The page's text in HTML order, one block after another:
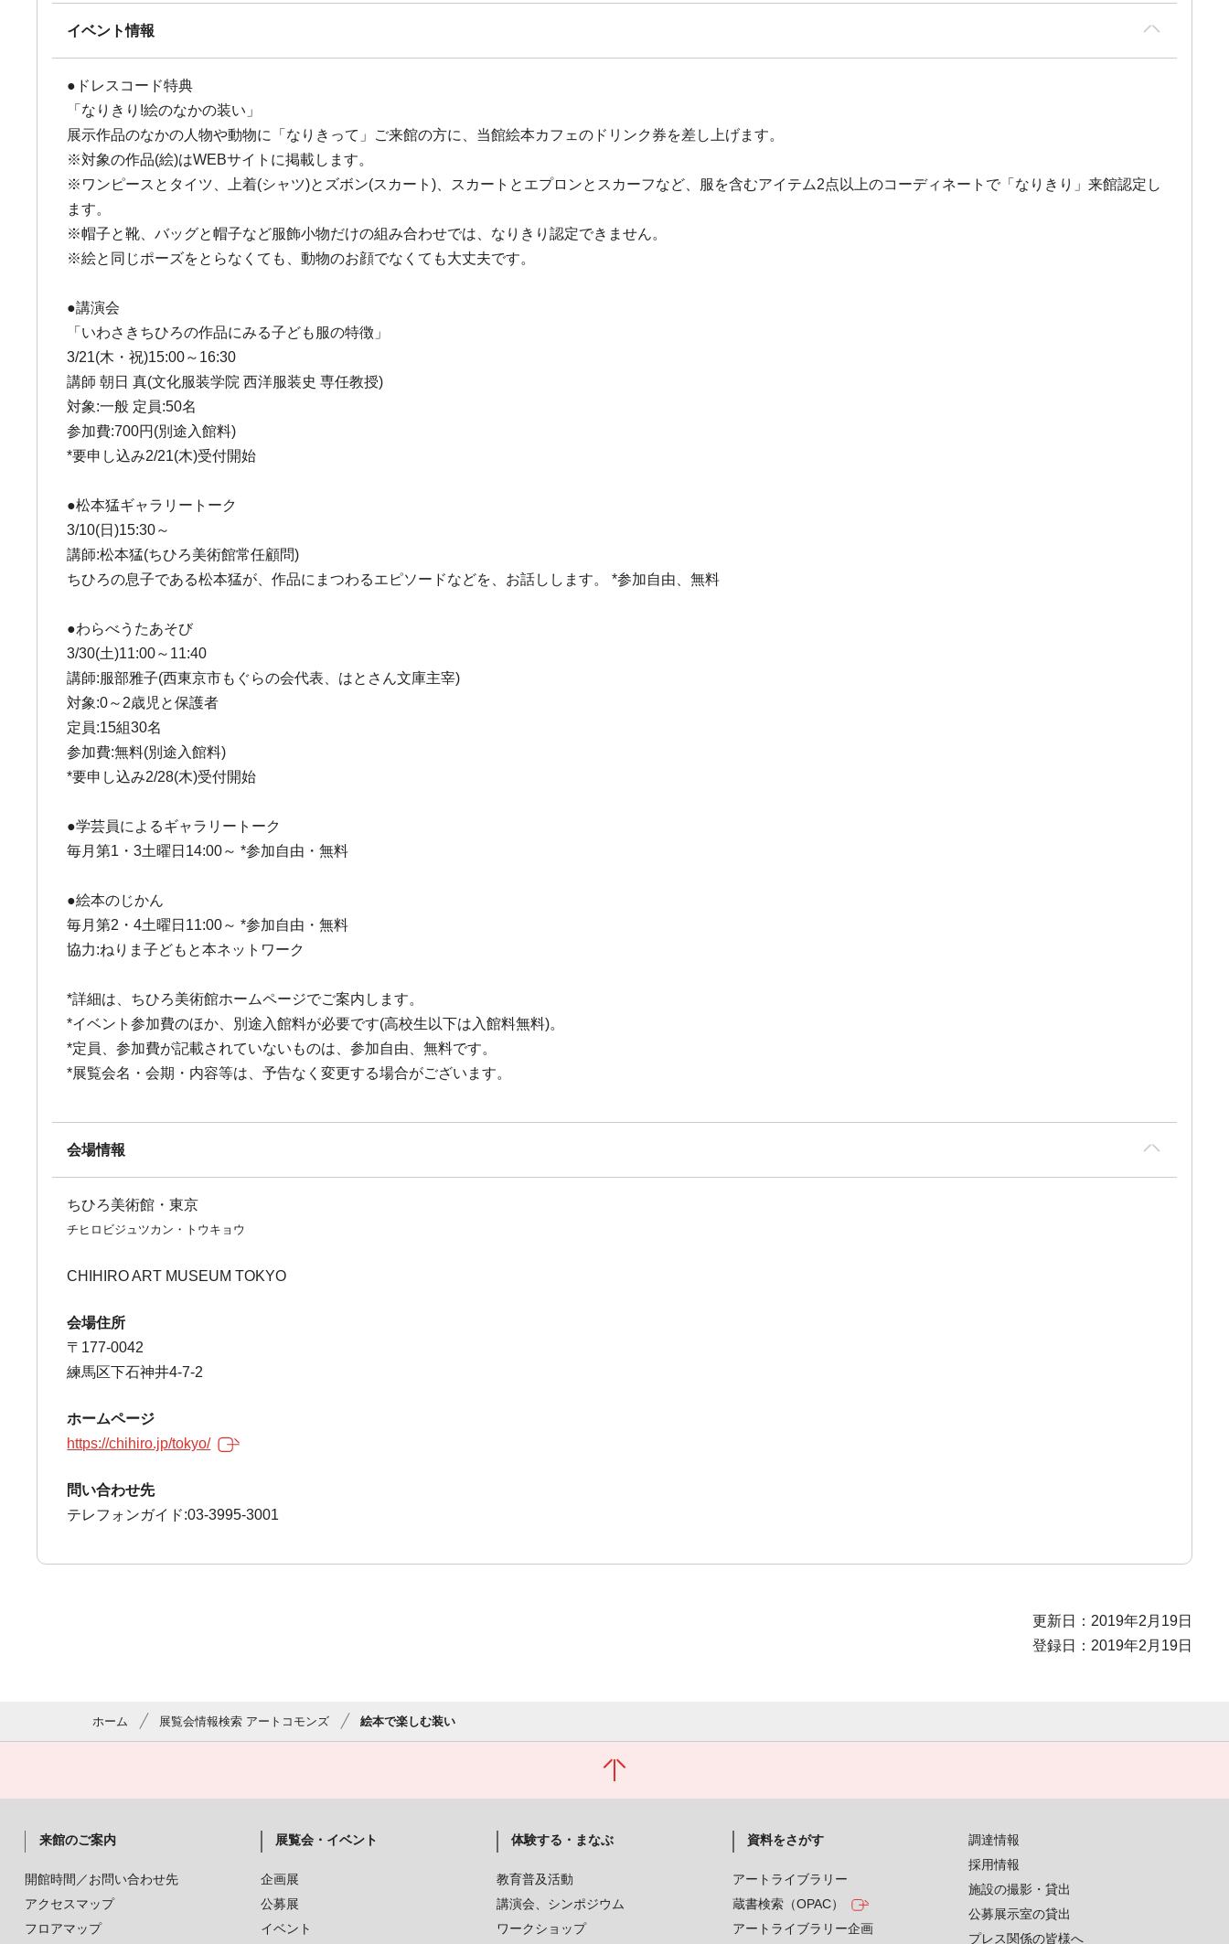
イベント情報
●ドレスコード特典
「なりきり!絵のなかの装い」
展示作品のなかの人物や動物に「なりきって」ご来館の方に、当館絵本カフェのドリンク券を差し上げます。
※対象の作品(絵)はWEBサイトに掲載します。
※ワンピースとタイツ、上着(シャツ)とズボン(スカート)、スカートとエプロンとスカーフなど、服を含むアイテム2点以上のコーディネートで「なりきり」来館認定し
ます。
※帽子と靴、バッグと帽子など服飾小物だけの組み合わせでは、なりきり認定できません。
※絵と同じポーズをとらなくても、動物のお顔でなくても大丈夫です。
●講演会
「いわさきちひろの作品にみる子ども服の特徴」
3/21(木・祝)15:00～16:30
講師 朝日 真(文化服装学院 西洋服装史 専任教授)
対象:一般 定員:50名
参加費:700円(別途入館料)
*要申し込み2/21(木)受付開始
●松本猛ギャラリートーク
3/10(日)15:30～
講師:松本猛(ちひろ美術館常任顧問)
ちひろの息子である松本猛が、作品にまつわるエピソードなどを、お話しします。 *参加自由、無料
●わらべうたあそび
3/30(土)11:00～11:40
講師:服部雅子(西東京市もぐらの会代表、はとさん文庫主宰)
対象:0～2歳児と保護者
定員:15組30名
参加費:無料(別途入館料)
*要申し込み2/28(木)受付開始
●学芸員によるギャラリートーク
毎月第1・3土曜日14:00～ *参加自由・無料
●絵本のじかん
毎月第2・4土曜日11:00～ *参加自由・無料
協力:ねりま子どもと本ネットワーク
*詳細は、ちひろ美術館ホームページでご案内します。
*イベント参加費のほか、別途入館料が必要です(高校生以下は入館料無料)。
*定員、参加費が記載されていないものは、参加自由、無料です。
*展覧会名・会期・内容等は、予告なく変更する場合がございます。
会場情報
ちひろ美術館・東京
チヒロビジュツカン・トウキョウ
CHIHIRO ART MUSEUM TOKYO
会場住所
〒177-0042
練馬区下石神井4-7-2
ホームページ
https://chihiro.jp/tokyo/
問い合わせ先
テレフォンガイド:03-3995-3001
更新日：2019年2月19日
登録日：2019年2月19日
ホーム 展覧会情報検索 アートコモンズ 絵本で楽しむ装い
来館のご案内
開館時間／お問い合わせ先
アクセスマップ
フロアマップ
展覧会・イベント
企画展
公募展
イベント
体験する・まなぶ
教育普及活動
講演会、シンポジウム
ワークショップ
資料をさがす
アートライブラリー
蔵書検索（OPAC）
アートライブラリー企画
調達情報
採用情報
施設の撮影・貸出
公募展示室の貸出
プレス関係の皆様へ